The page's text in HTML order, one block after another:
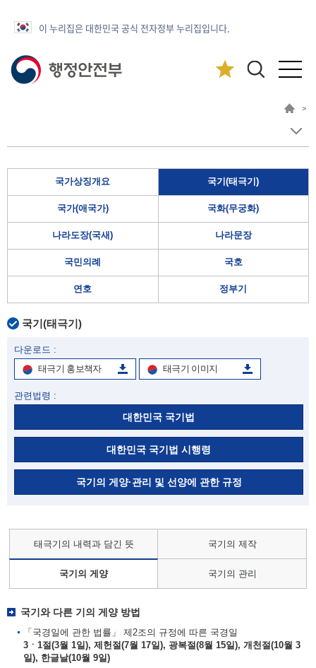
이 누리집은 대한민국 공식 전자정부 누리집입니다.
>
국가상징개요 국기(태극기)
국가(애국가) 국화(무궁화)
나라도장(국새) 나라문장
국민의례 국호
연호 정부기
국기(태극기)
다운로드 :
태극기 홍보책자
태극기 이미지
관련법령 :
대한민국 국기법
대한민국 국기법 시행령
국기의 게양·관리 및 선양에 관한 규정
태극기의 내력과 담긴 뜻 국기의 제작
국기의 게양 국기의 관리
국기와 다른 기의 게양 방법
「국경일에 관한 법률」 제2조의 규정에 따른 국경일
3ㆍ1절(3월 1일), 제헌절(7월 17일), 광복절(8월 15일), 개천절(10월 3
일), 한글날(10월 9일)